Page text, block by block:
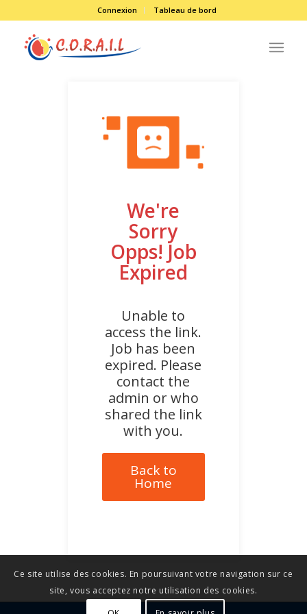
Connexion Tableau de bord
We're
Sorry
Opps! Job
Expired
Unable to
access the link.
Job has been
expired. Please
contact the
admin or who
shared the link
with you.
Back to
Home
Ce site utilise des cookies. En poursuivant votre navigation sur ce
site, vous acceptez notre utilisation des cookies.